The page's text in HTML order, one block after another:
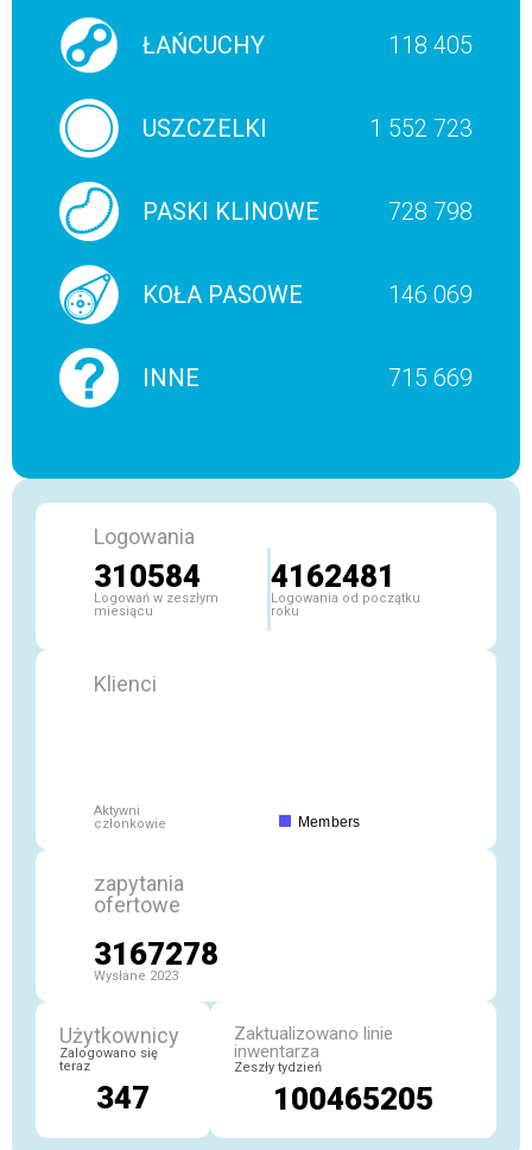
ŁAŃCUCHY 118 405
USZCZELKI 1 552 723
PASKI KLINOWE 728 798
KOŁA PASOWE 146 069
INNE 715 669
Logowania
310584
Logowań w zeszłym
miesiącu
4162481
Logowania od początku
roku
Klienci
Aktywni
członkowie
Members
zapytania
ofertowe
3167278
Wysłane 2023
Użytkownicy
Zalogowano się
teraz
347
Zaktualizowano linie
inwentarza
Zeszły tydzień
100465205